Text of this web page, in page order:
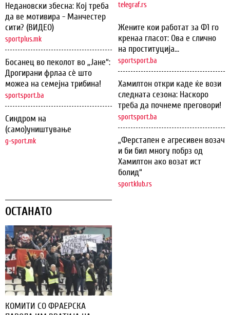
Недановски збесна: Кој треба
да ве мотивира - Манчестер
сити? (ВИДЕО)
sportplus.mk
Босанец во пеколот во „Јане“:
Дрогирани фрлаа сѐ што
можеа на семејна трибина!
sportsport.ba
Синдром на
(само)уништување
g-sport.mk
telegraf.rs
Жените кои работат за Ф1 го
кренаа гласот: Ова е слично
на проституција...
sportsport.ba
Хамилтон откри каде ќе вози
следната сезона: Наскоро
треба да почнеме преговори!
sportsport.ba
„Ферстапен е агресивен возач
и би бил многу побрз од
Хамилтон ако возат ист
болид“
sportklub.rs
ОСТАНАТО
КОМИТИ СО ФРАЕРСКА